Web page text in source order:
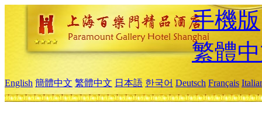
手機版
繁體
English 簡體中文 繁體中文 日本語 한국어 Deutsch Français